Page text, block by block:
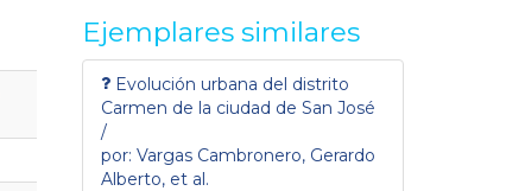
Ejemplares similares
Evolución urbana del distrito
Carmen de la ciudad de San José
/
por: Vargas Cambronero, Gerardo
Alberto, et al.